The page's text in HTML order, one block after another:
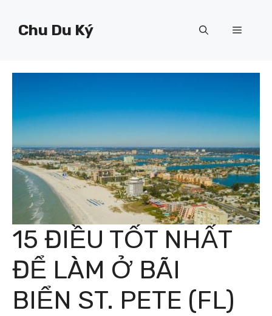
Chu Du Ký Menu
15 ĐIỀU TỐT NHẤT
ĐỂ LÀM Ở BÃI
BIỂN ST. PETE (FL)